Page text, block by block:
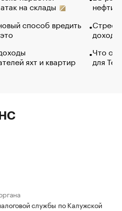
на склады
способ вредить
яхт и квартир
нефти
Что
для
службы по Калужской